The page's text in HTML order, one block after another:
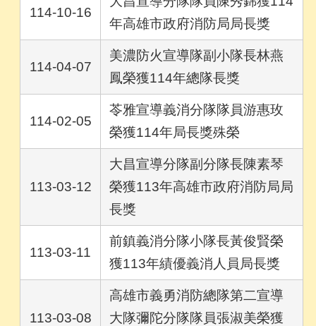
114-10-16
年高雄市政府消防局局長獎
114-04-07
美濃防火宣導隊副小隊長林燕
鳳榮獲114年總隊長獎
114-02-05
苓雅宣導義消分隊隊員游惠玫
榮獲114年局長獎殊榮
113-03-12
大昌宣導分隊副分隊長陳素琴
榮獲113年高雄市政府消防局局
長獎
113-03-11
前鎮義消分隊小隊長黃俊賢榮
獲113年績優義消人員局長獎
113-03-08
高雄市義勇消防總隊第二宣導
大隊彌陀分隊隊員張淑美榮獲